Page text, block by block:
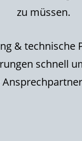
zu müssen.
& technische
schnell